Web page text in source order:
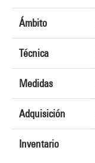
Ámbito
Técnica
Medidas
Adquisición
Inventario